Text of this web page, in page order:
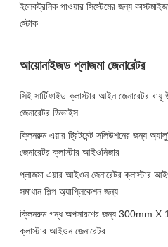
ইলেকট্রনিক পাওয়ার সিস্টেমের জন্য
স্টোক
আয়োনাইজড প্লাজমা জেনারেটর
সিই সার্টিফাইড ক্লাস্টার আইন জেনারেটর
জেনারেটর ডিভাইস
ক্লিনরুম এয়ার ট্রিটমেন্ট সলিউশনের জন্য
জেনারেটর ক্লাস্টার আইওনিজার
প্লাজমা এয়ার আইওন জেনারেটর ক্লাস্টার
সমাধান শিল্প অ্যাপ্লিকেশন জন্য
ক্লিনরুম গন্ধ অপসারণের জন্য 300mm
ক্লাস্টার আইওন জেনারেটর